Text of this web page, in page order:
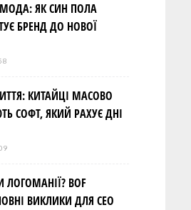
ЯК СИН ПОЛА
БРЕНД ДО НОВОЇ
КИТАЙЦІ МАСОВО
СОФТ, ЯКИЙ РАХУЄ ДНІ
ЛОГОМАНІЇ? BOF
ВИКЛИКИ ДЛЯ СЕО